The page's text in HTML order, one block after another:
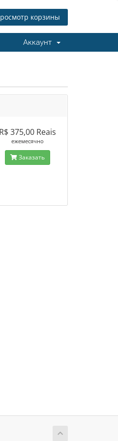
корзины
Аккаунт
R$ 375,00 Reais
ежемесячно
Заказать